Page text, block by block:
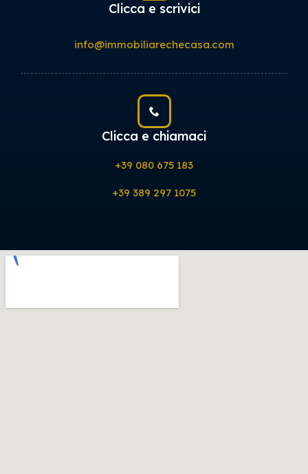
Clicca e scrivici
info@immobiliarechecasa.com
Clicca e chiamaci
+39 080 675 183
+39 389 297 1075